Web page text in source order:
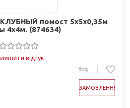
КЛУБНЫЙ помост 5х5х0,35м
4х4м. (874634)
відгук
ЗАМОВЛЕННЯ